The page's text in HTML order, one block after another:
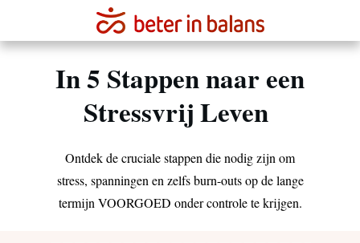
In 5 Stappen naar een
Stressvrij Leven
Ontdek de cruciale stappen die nodig zijn om
stress, spanningen en zelfs burn-outs op de lange
termijn VOORGOED onder controle te krijgen.